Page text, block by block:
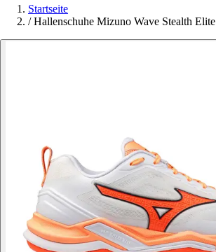
Startseite
/ Hallenschuhe Mizuno Wave Stealth Elite